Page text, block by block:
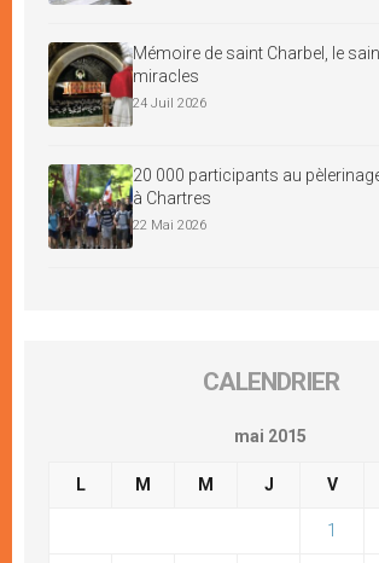
Mémoire de saint Charbel, le
miracles
24 Juil 2026
20 000 participants au
à Chartres
22 Mai 2026
CALENDRIER
mai 2015
L M M J V
1